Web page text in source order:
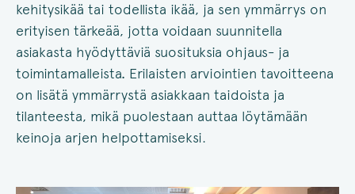
kehitysikää tai todellista ikää, ja sen ymmärrys on
erityisen tärkeää, jotta voidaan suunnitella
asiakasta hyödyttäviä suosituksia ohjaus- ja
toimintamalleista. Erilaisten arviointien tavoitteena
on lisätä ymmärrystä asiakkaan taidoista ja
tilanteesta, mikä puolestaan auttaa löytämään
keinoja arjen helpottamiseksi.